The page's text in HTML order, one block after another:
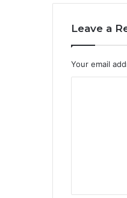
Leave a
Your email
t